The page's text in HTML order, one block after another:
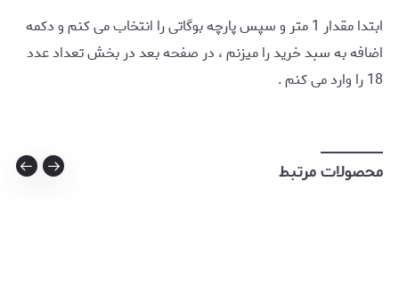
ابتدا مقدار 1 متر و سپس پارچه بوگاتی را انتخاب می کنم و دکمه
اضافه به سبد خرید را میزنم ، در صفحه بعد در بخش تعداد عدد
18 را وارد می کنم .
محصولات مرتبط